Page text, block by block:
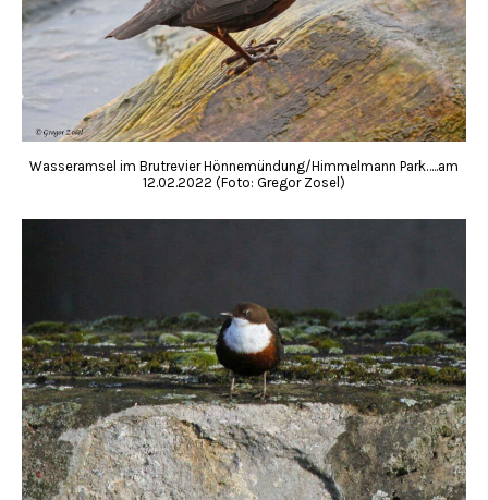
Wasseramsel im Brutrevier Hönnemündung/Himmelmann Park…..am
12.02.2022 (Foto: Gregor Zosel)